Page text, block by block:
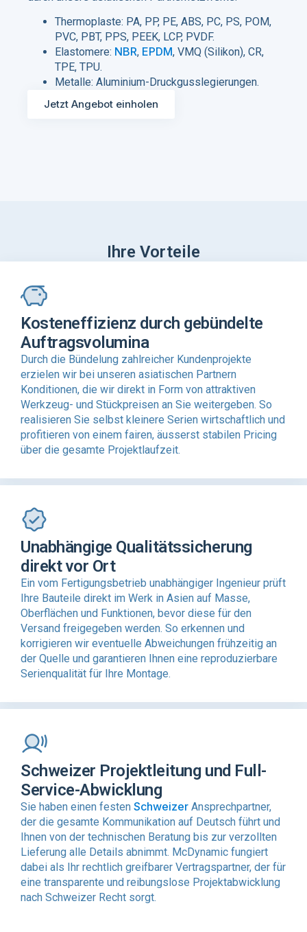
Thermoplaste: PA, PP, PE, ABS, PC, PS, POM,
PVC, PBT, PPS, PEEK, LCP, PVDF.
Elastomere: NBR, EPDM, VMQ (Silikon), CR,
TPE, TPU.
Metalle: Aluminium-Druckgusslegierungen.
Jetzt Angebot einholen
Ihre Vorteile
Kosteneffizienz durch gebündelte
Auftragsvolumina
Durch die Bündelung zahlreicher Kundenprojekte
erzielen wir bei unseren asiatischen Partnern
Konditionen, die wir direkt in Form von attraktiven
Werkzeug- und Stückpreisen an Sie weitergeben. So
realisieren Sie selbst kleinere Serien wirtschaftlich und
profitieren von einem fairen, äusserst stabilen Pricing
über die gesamte Projektlaufzeit.
Unabhängige Qualitätssicherung
direkt vor Ort
Ein vom Fertigungsbetrieb unabhängiger Ingenieur prüft
Ihre Bauteile direkt im Werk in Asien auf Masse,
Oberflächen und Funktionen, bevor diese für den
Versand freigegeben werden. So erkennen und
korrigieren wir eventuelle Abweichungen frühzeitig an
der Quelle und garantieren Ihnen eine reproduzierbare
Serienqualität für Ihre Montage.
Schweizer Projektleitung und Full-
Service-Abwicklung
Sie haben einen festen Schweizer Ansprechpartner,
der die gesamte Kommunikation auf Deutsch führt und
Ihnen von der technischen Beratung bis zur verzollten
Lieferung alle Details abnimmt. McDynamic fungiert
dabei als Ihr rechtlich greifbarer Vertragspartner, der für
eine transparente und reibungslose Projektabwicklung
nach Schweizer Recht sorgt.